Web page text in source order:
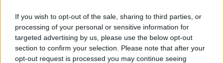
If you wish to opt-out of the sale, sharing to third parties, or
processing of your personal or sensitive information for
targeted advertising by us, please use the below opt-out
section to confirm your selection. Please note that after your
opt-out request is processed you may continue seeing